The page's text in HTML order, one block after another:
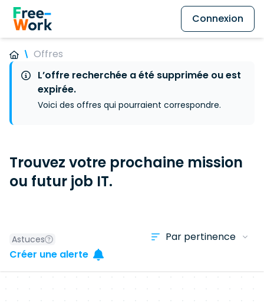
Connexion
Offres
L’offre recherchée a été supprimée ou est
expirée.
Voici des offres qui pourraient correspondre.
Trouvez votre prochaine mission
ou futur job IT.
Astuces
Créer une alerte